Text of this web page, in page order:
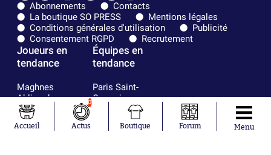
Abonnements
Contacts
La boutique SO PRESS
Mentions légales
Conditions générales d'utilisation
Publicité
Consentement RGPD
Recrutement
Joueurs en
tendance
Maghnes
Akliouche
Mohamed
Salah
Lionel Messi
Équipes en
tendance
Paris Saint-
Germain
Olympique de
Real Madrid
Accueil
0
Actus Boutique Forum Menu